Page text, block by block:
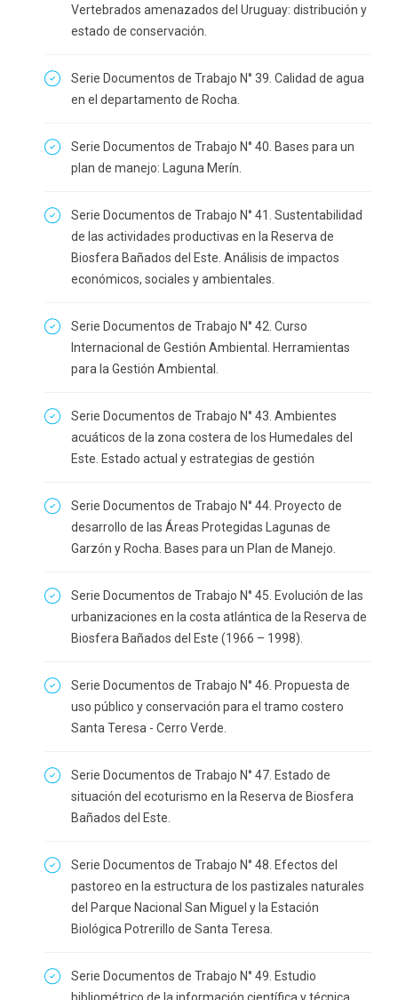
Vertebrados amenazados del Uruguay: distribución y
estado de conservación.
Serie Documentos de Trabajo N° 39. Calidad de agua
en el departamento de Rocha.
Serie Documentos de Trabajo N° 40. Bases para un
plan de manejo: Laguna Merín.
Serie Documentos de Trabajo N° 41. Sustentabilidad
de las actividades productivas en la Reserva de
Biosfera Bañados del Este. Análisis de impactos
económicos, sociales y ambientales.
Serie Documentos de Trabajo N° 42. Curso
Internacional de Gestión Ambiental. Herramientas
para la Gestión Ambiental.
Serie Documentos de Trabajo N° 43. Ambientes
acuáticos de la zona costera de los Humedales del
Este. Estado actual y estrategias de gestión
Serie Documentos de Trabajo N° 44. Proyecto de
desarrollo de las Áreas Protegidas Lagunas de
Garzón y Rocha. Bases para un Plan de Manejo.
Serie Documentos de Trabajo N° 45. Evolución de las
urbanizaciones en la costa atlántica de la Reserva de
Biosfera Bañados del Este (1966 – 1998).
Serie Documentos de Trabajo N° 46. Propuesta de
uso público y conservación para el tramo costero
Santa Teresa - Cerro Verde.
Serie Documentos de Trabajo N° 47. Estado de
situación del ecoturismo en la Reserva de Biosfera
Bañados del Este.
Serie Documentos de Trabajo N° 48. Efectos del
pastoreo en la estructura de los pastizales naturales
del Parque Nacional San Miguel y la Estación
Biológica Potrerillo de Santa Teresa.
Serie Documentos de Trabajo N° 49. Estudio